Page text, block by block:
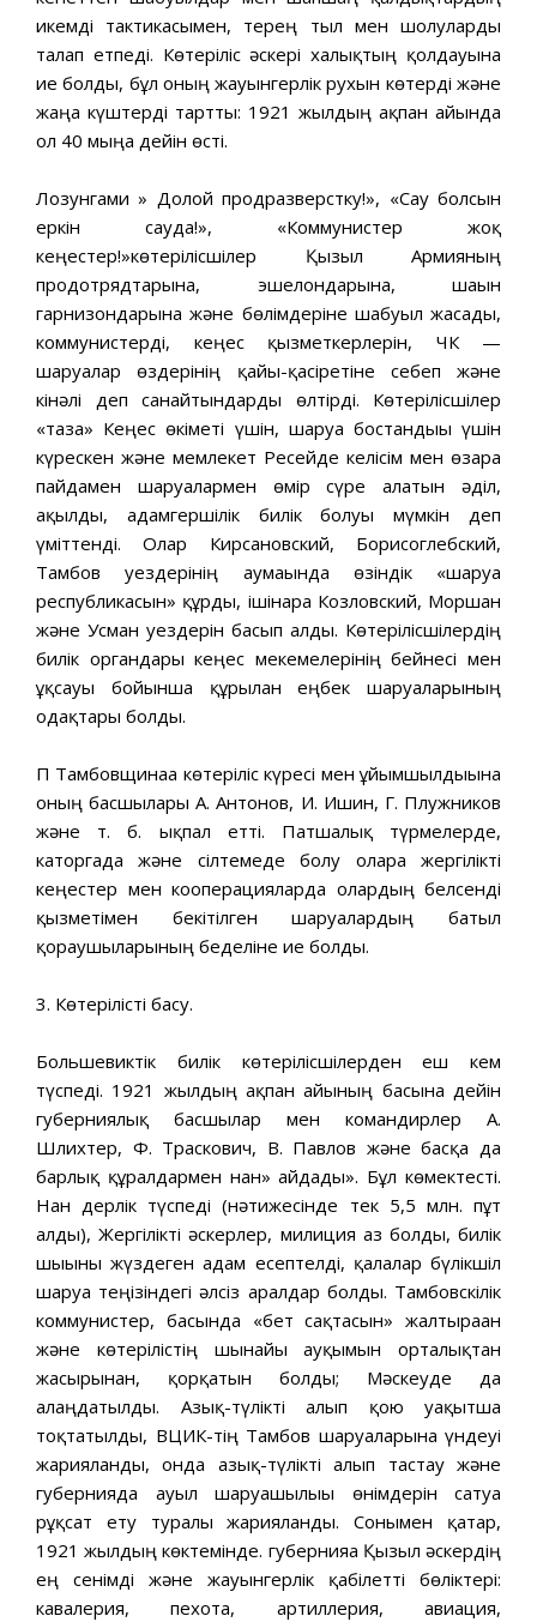
икемді тактикасымен, терең тыл мен шолуларды
талап етпеді. Көтеріліс әскері халықтың қолдауына
ие болды, бұл оның жауынгерлік рухын көтерді және
жаңа күштерді тартты: 1921 жылдың ақпан айында
ол 40 мыңға дейін өсті.
Лозунгами » Долой продразверстку!», «Сау болсын
еркін сауда!», «Коммунистер жоқ
кеңестер!»көтерілісшілер Қызыл Армияның
продотрядтарына, эшелондарына, шағын
гарнизондарына және бөлімдеріне шабуыл жасады,
коммунистерді, кеңес қызметкерлерін, ЧК —
шаруалар өздерінің қайғы-қасіретіне себеп және
кінәлі деп санайтындарды өлтірді. Көтерілісшілер
«таза» Кеңес өкіметі үшін, шаруа бостандығы үшін
күрескен және мемлекет Ресейде келісім мен өзара
пайдамен шаруалармен өмір сүре алатын әділ,
ақылды, адамгершілік билік болуы мүмкін деп
үміттенді. Олар Кирсановский, Борисоглебский,
Тамбов уездерінің аумағында өзіндік «шаруа
республикасын» құрды, ішінара Козловский, Моршан
және Усман уездерін басып алды. Көтерілісшілердің
билік органдары кеңес мекемелерінің бейнесі мен
ұқсауы бойынша құрылған еңбек шаруаларының
одақтары болды.
П Тамбовщинаға көтеріліс күресі мен ұйымшылдығына
оның басшылары А. Антонов, И. Ишин, Г. Плужников
және т. б. ықпал етті. Патшалық түрмелерде,
каторгада және сілтемеде болу оларға жергілікті
кеңестер мен кооперацияларда олардың белсенді
қызметімен бекітілген шаруалардың батыл
қорғаушыларының беделіне ие болды.
3. Көтерілісті басу.
Большевиктік билік көтерілісшілерден еш кем
түспеді. 1921 жылдың ақпан айының басына дейін
губерниялық басшылар мен командирлер А.
Шлихтер, Ф. Траскович, В. Павлов және басқа да
барлық құралдармен нан» айдады». Бұл көмектесті.
Нан дерлік түспеді (нәтижесінде тек 5,5 млн. пұт
алды), Жергілікті әскерлер, милиция аз болды, билік
шығыны жүздеген адам есептелді, қалалар бүлікшіл
шаруа теңізіндегі әлсіз аралдар болды. Тамбовскілік
коммунистер, басында «бет сақтасын» жалтыраған
және көтерілістің шынайы ауқымын орталықтан
жасырынған, қорқатын болды; Мәскеуде да
алаңдатылды. Азық-түлікті алып қою уақытша
тоқтатылды, ВЦИК-тің Тамбов шаруаларына үндеуі
жарияланды, онда азық-түлікті алып тастау және
губернияда ауыл шаруашылығы өнімдерін сатуға
рұқсат ету туралы жарияланды. Сонымен қатар,
1921 жылдың көктемінде. губернияға Қызыл әскердің
ең сенімді және жауынгерлік қабілетті бөліктері:
кавалерия, пехота, артиллерия, авиация,